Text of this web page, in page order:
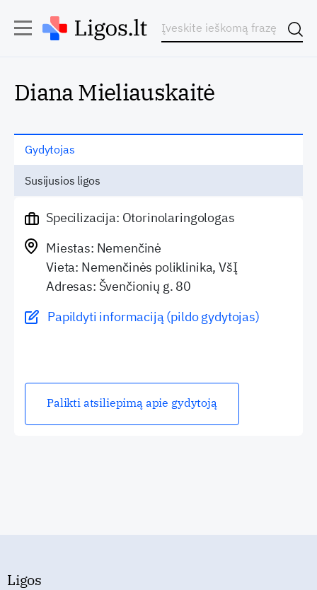
Diana Mieliauskaitė
Gydytojas
Susijusios ligos
Specilizacija: Otorinolaringologas
Miestas: Nemenčinė
Vieta: Nemenčinės poliklinika, VšĮ
Adresas: Švenčionių g. 80
Papildyti informaciją (pildo gydytojas)
Palikti atsiliepimą apie gydytoją
Ligos